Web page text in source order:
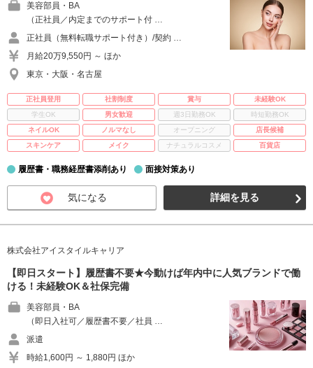
美容部員・BA
（正社員／内定までのサポート付 …
正社員（無料転職サポート付き）/契約 …
月給20万9,550円 ～ ほか
東京・大阪・名古屋
正社員登用 社割制度 賞与
未経験OK
学生OK
男女歓迎 週3日勤務OK
時短勤務OK
ネイルOK
ノルマなし オープニング
店長候補
スキンケア
メイク ナチュラルコスメ 百貨店
履歴書・職務経歴書添削あり 面接対策あり
気になる 詳細を見る
株式会社アイスタイルキャリア
【即日スタート】履歴書不要★今動けば年内中に人気ブランドで働
ける！未経験OK＆社保完備
美容部員・BA
（即日入社可／履歴書不要／社員 …
派遣
時給1,600円 ～ 1,880円 ほか